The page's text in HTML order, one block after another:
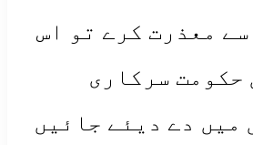
معذرت کرے تو اس
حکومت سرکاری
میں دے دیئے جائیں